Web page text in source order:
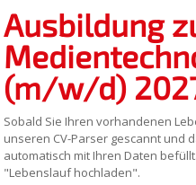
Ausbildung
(m/w/d)
Sobald Sie Ihren vorhandenen
unseren CV-Parser gescannt und
automatisch mit Ihren Daten
"Lebenslauf hochladen".